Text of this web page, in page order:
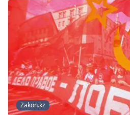
Zakon.kz